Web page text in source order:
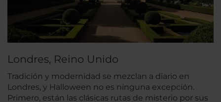
Londres, Reino Unido
Tradición y modernidad se mezclan a diario en
Londres, y Halloween no es ninguna excepción.
Primero, están las clásicas rutas de misterio por sus